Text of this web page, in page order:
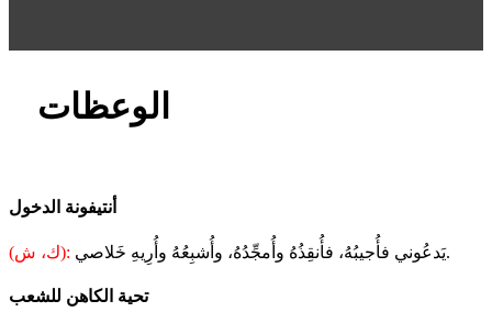
الوعظات
أنتيفونة الدخول
(ك، ش): يَدعُوني فأُجيبُهُ، فأُنقِذُهُ وأُمجِّدُهُ، وأُشبِعُهُ وأُرِيهِ خَلاصي.
تحية الكاهن للشعب